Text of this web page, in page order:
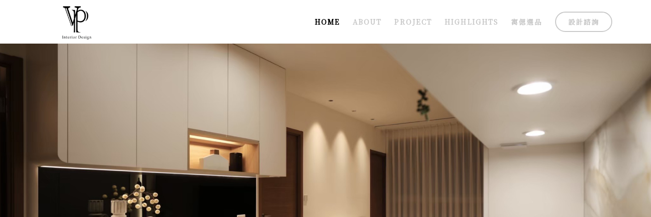
HOME ABOUT PROJECT HIGHLIGHTS 寓偲選品 設計諮詢